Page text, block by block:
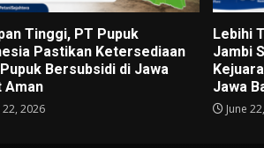
Tinggi, PT Pupuk
Pastikan Ketersediaan
Bersubsidi di Jawa
Aman
22, 2026
Lebihi
Jambi
Jawa
June